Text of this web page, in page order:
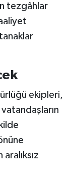
tezgâhlar
ekipleri,